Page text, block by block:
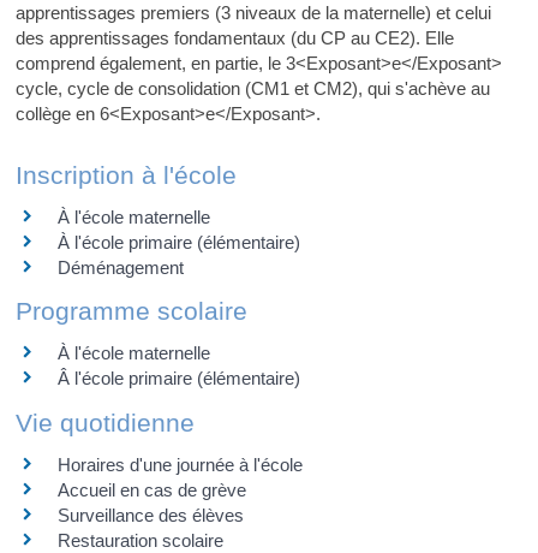
apprentissages premiers (3 niveaux de la maternelle) et celui
des apprentissages fondamentaux (du CP au CE2). Elle
comprend également, en partie, le 3<Exposant>e</Exposant>
cycle, cycle de consolidation (CM1 et CM2), qui s'achève au
collège en 6<Exposant>e</Exposant>.
Inscription à l'école
À l'école maternelle
À l'école primaire (élémentaire)
Déménagement
Programme scolaire
À l'école maternelle
Â l'école primaire (élémentaire)
Vie quotidienne
Horaires d'une journée à l'école
Accueil en cas de grève
Surveillance des élèves
Restauration scolaire